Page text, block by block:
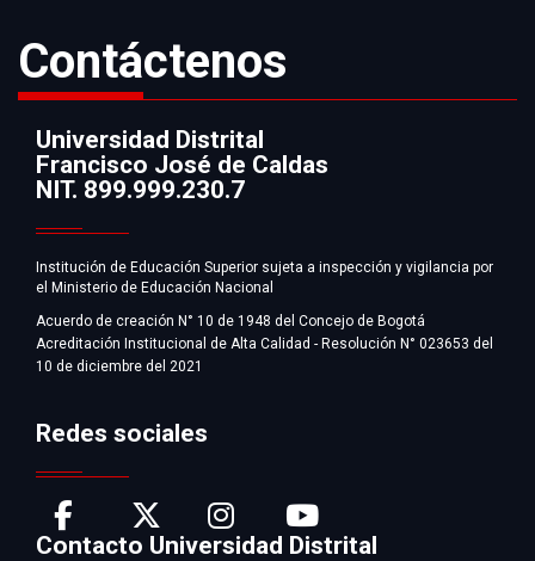
Contáctenos
Información
Universidad Distrital
Francisco José de Caldas
NIT. 899.999.230.7
Institución de Educación Superior sujeta a inspección y vigilancia por
el Ministerio de Educación Nacional
Acuerdo de creación N° 10 de 1948 del Concejo de Bogotá
Acreditación Institucional de Alta Calidad - Resolución N° 023653 del
10 de diciembre del 2021
Redes sociales
Contacto Universidad Distrital